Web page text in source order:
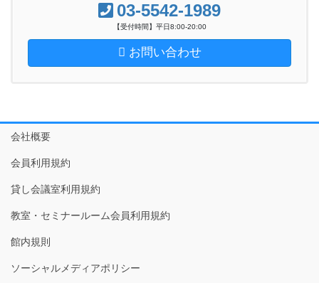
03-5542-1989
【受付時間】平日8:00-20:00
お問い合わせ
会社概要
会員利用規約
貸し会議室利用規約
教室・セミナールーム会員利用規約
館内規則
ソーシャルメディアポリシー